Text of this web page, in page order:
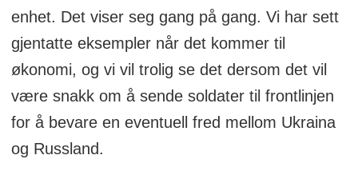
enhet. Det viser seg gang på gang. Vi har sett
gjentatte eksempler når det kommer til
økonomi, og vi vil trolig se det dersom det vil
være snakk om å sende soldater til frontlinjen
for å bevare en eventuell fred mellom Ukraina
og Russland.